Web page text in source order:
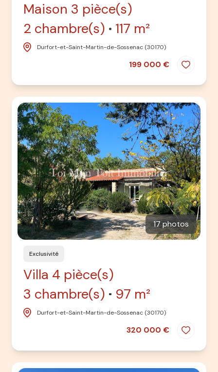
Maison 3 pièce(s)
2 chambre(s)
117 m²
Durfort-et-Saint-Martin-de-Sossenac (30170)
199 000 €
17 photos
Exclusivité
Villa 4 pièce(s)
3 chambre(s)
97 m²
Durfort-et-Saint-Martin-de-Sossenac (30170)
320 000 €